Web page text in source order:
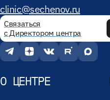
clinic@sechenov.ru
Связаться
с Директором центра
О ЦЕНТРЕ